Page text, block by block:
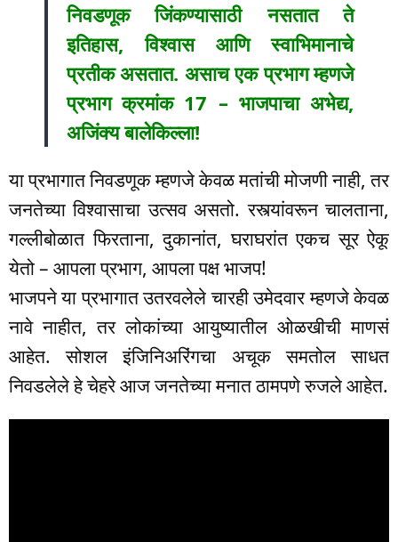
निवडणूक जिंकण्यासाठी नसतात ते
इतिहास, विश्वास आणि स्वाभिमानाचे
प्रतीक असतात. असाच एक प्रभाग म्हणजे
प्रभाग क्रमांक 17 – भाजपाचा अभेद्य,
अजिंक्य बालेकिल्ला!
या प्रभागात निवडणूक म्हणजे केवळ मतांची मोजणी नाही, तर
जनतेच्या विश्वासाचा उत्सव असतो. रस्त्यांवरून चालताना,
गल्लीबोळात फिरताना, दुकानांत, घराघरांत एकच सूर ऐकू
येतो – आपला प्रभाग, आपला पक्ष भाजप!
भाजपने या प्रभागात उतरवलेले चारही उमेदवार म्हणजे केवळ
नावे नाहीत, तर लोकांच्या आयुष्यातील ओळखीची माणसं
आहेत. सोशल इंजिनिअरिंगचा अचूक समतोल साधत
निवडलेले हे चेहरे आज जनतेच्या मनात ठामपणे रुजले आहेत.